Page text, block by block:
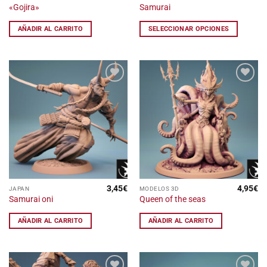
«Gojira»
AÑADIR AL CARRITO
Samurai
SELECCIONAR OPCIONES
producto
tiene
múltiples
Las
opciones
página
producto
Añadir
a la
lista
de
deseos
JAPAN
Samurai oni
3,45€
AÑADIR AL CARRITO
a la
lista
de
MODELOS 3D
Queen of the seas
4,95€
AÑADIR AL CARRITO